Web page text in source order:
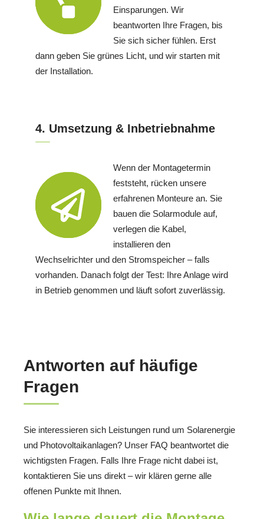
Einsparungen. Wir
beantworten Ihre Fragen, bis
Sie sich sicher fühlen. Erst
dann geben Sie grünes Licht, und wir starten mit
der Installation.
4. Umsetzung & Inbetriebnahme
Wenn der Montagetermin
feststeht, rücken unsere
erfahrenen Monteure an. Sie
bauen die Solarmodule auf,
verlegen die Kabel,
installieren den
Wechselrichter und den Stromspeicher – falls
vorhanden. Danach folgt der Test: Ihre Anlage wird
in Betrieb genommen und läuft sofort zuverlässig.
Antworten auf häufige
Fragen
Sie interessieren sich Leistungen rund um Solarenergie
und Photovoltaikanlagen? Unser FAQ beantwortet die
wichtigsten Fragen. Falls Ihre Frage nicht dabei ist,
kontaktieren Sie uns direkt – wir klären gerne alle
offenen Punkte mit Ihnen.